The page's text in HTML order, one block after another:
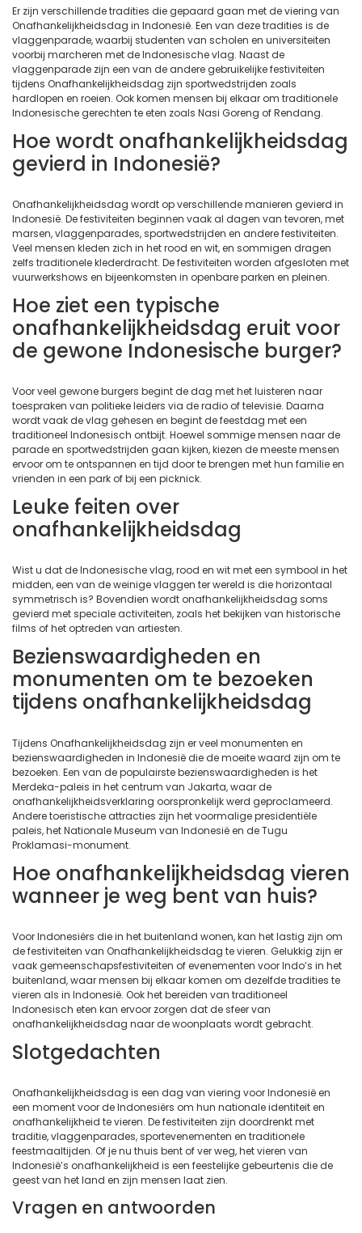
Er zijn verschillende tradities die gepaard gaan met de viering van
Onafhankelijkheidsdag in Indonesië. Een van deze tradities is de
vlaggenparade, waarbij studenten van scholen en universiteiten
voorbij marcheren met de Indonesische vlag. Naast de
vlaggenparade zijn een van de andere gebruikelijke festiviteiten
tijdens Onafhankelijkheidsdag zijn sportwedstrijden zoals
hardlopen en roeien. Ook komen mensen bij elkaar om traditionele
Indonesische gerechten te eten zoals Nasi Goreng of Rendang.
Hoe wordt onafhankelijkheidsdag
gevierd in Indonesië?
Onafhankelijkheidsdag wordt op verschillende manieren gevierd in
Indonesië. De festiviteiten beginnen vaak al dagen van tevoren, met
marsen, vlaggenparades, sportwedstrijden en andere festiviteiten.
Veel mensen kleden zich in het rood en wit, en sommigen dragen
zelfs traditionele klederdracht. De festiviteiten worden afgesloten met
vuurwerkshows en bijeenkomsten in openbare parken en pleinen.
Hoe ziet een typische
onafhankelijkheidsdag eruit voor
de gewone Indonesische burger?
Voor veel gewone burgers begint de dag met het luisteren naar
toespraken van politieke leiders via de radio of televisie. Daarna
wordt vaak de vlag gehesen en begint de feestdag met een
traditioneel Indonesisch ontbijt. Hoewel sommige mensen naar de
parade en sportwedstrijden gaan kijken, kiezen de meeste mensen
ervoor om te ontspannen en tijd door te brengen met hun familie en
vrienden in een park of bij een picknick.
Leuke feiten over
onafhankelijkheidsdag
Wist u dat de Indonesische vlag, rood en wit met een symbool in het
midden, een van de weinige vlaggen ter wereld is die horizontaal
symmetrisch is? Bovendien wordt onafhankelijkheidsdag soms
gevierd met speciale activiteiten, zoals het bekijken van historische
films of het optreden van artiesten.
Bezienswaardigheden en
monumenten om te bezoeken
tijdens onafhankelijkheidsdag
Tijdens Onafhankelijkheidsdag zijn er veel monumenten en
bezienswaardigheden in Indonesië die de moeite waard zijn om te
bezoeken. Een van de populairste bezienswaardigheden is het
Merdeka-paleis in het centrum van Jakarta, waar de
onafhankelijkheidsverklaring oorspronkelijk werd geproclameerd.
Andere toeristische attracties zijn het voormalige presidentiële
paleis, het Nationale Museum van Indonesië en de Tugu
Proklamasi-monument.
Hoe onafhankelijkheidsdag vieren
wanneer je weg bent van huis?
Voor Indonesiërs die in het buitenland wonen, kan het lastig zijn om
de festiviteiten van Onafhankelijkheidsdag te vieren. Gelukkig zijn er
vaak gemeenschapsfestiviteiten of evenementen voor Indo’s in het
buitenland, waar mensen bij elkaar komen om dezelfde tradities te
vieren als in Indonesië. Ook het bereiden van traditioneel
Indonesisch eten kan ervoor zorgen dat de sfeer van
onafhankelijkheidsdag naar de woonplaats wordt gebracht.
Slotgedachten
Onafhankelijkheidsdag is een dag van viering voor Indonesië en
een moment voor de Indonesiërs om hun nationale identiteit en
onafhankelijkheid te vieren. De festiviteiten zijn doordrenkt met
traditie, vlaggenparades, sportevenementen en traditionele
feestmaaltijden. Of je nu thuis bent of ver weg, het vieren van
Indonesië’s onafhankelijkheid is een feestelijke gebeurtenis die de
geest van het land en zijn mensen laat zien.
Vragen en antwoorden